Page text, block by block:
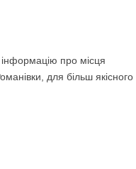
інформацію про місця
для більш якісного